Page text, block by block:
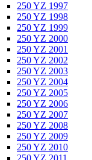
250 YZ 1997
250 YZ 1998
250 YZ 1999
250 YZ 2000
250 YZ 2001
250 YZ 2002
250 YZ 2003
250 YZ 2004
250 YZ 2005
250 YZ 2006
250 YZ 2007
250 YZ 2008
250 YZ 2009
250 YZ 2010
250 YZ 2011